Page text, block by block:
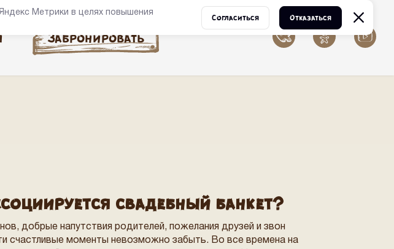
Забронировать
свадебный банкет?
добрые напутствия родителей, пожелания друзей и звон
счастливые моменты невозможно забыть. Во все времена на
Метрики в целях повышения
Согласиться Отказаться